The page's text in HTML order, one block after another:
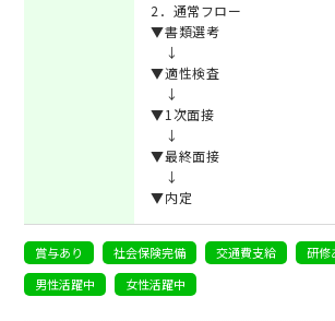
2．通常フロー
▼書類選考
↓
▼適性検査
↓
▼1次面接
↓
▼最終面接
↓
▼内定
賞与あり 社会保険完備 交通費支給
研修
男性活躍中
女性活躍中